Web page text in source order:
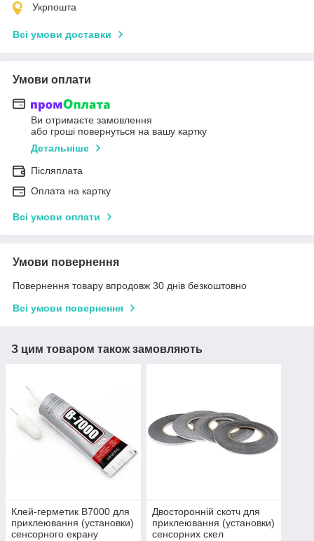
Укрпошта
Всі умови доставки
Умови оплати
Ви отримаєте замовлення
або гроші повернуться на вашу картку
Детальніше
Післяплата
Оплата на картку
Всі умови оплати
Умови повернення
Повернення товару впродовж 30 днів безкоштовно
Всі умови повернення
З цим товаром також замовляють
Клей-герметик B7000 для
приклеювання (установки)
сенсорного екрану
Двосторонній скотч для
приклеювання (установки)
сенсорних скел